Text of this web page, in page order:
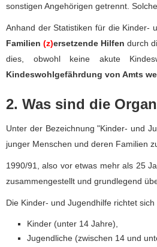
sonstigen Angehörigen getrennt.
Anhand der Statistiken für die Kinder-
Familien(z)ersetzende Hilfen durch
dies, obwohl keine akute
Kindeswohlgefährdung von Amts
2. Was sind die
Unter der Bezeichnung "Kinder- und
junger Menschen und deren Familien
1990/91, also vor etwas mehr als 25
zusammengestellt und grundlegend
Die Kinder- und Jugendhilfe richtet
Kinder (unter 14 Jahre),
Jugendliche (zwischen 14 und